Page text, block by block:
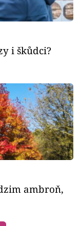
i škůdci?
ambroň,